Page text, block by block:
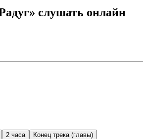
слушать онлайн
2 часа Конец трека (главы)